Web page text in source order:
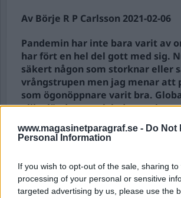
www.magasinetparagraf.se - Do Not
Personal Information
If you wish to opt-out of the sale, sharing
processing of your personal or sensitive
targeted advertising by us, please use the
Av Börje R P Carlsson 2021-02-06
Pandemin har inte bara varit av
har fört en hel del gott med sig.
säkert någon som storknar eller
vrångstrupen men jag menar att
som ögonöppnare varit bra.
olika länderna och ledarna visat
solidariskt ställt upp för
I pandemins början eller när den
ordentligt utbredd började gränser